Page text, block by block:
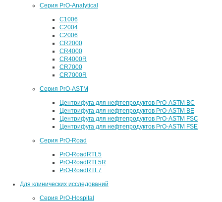
Серия PrO-Analytical
C1006
C2004
C2006
CR2000
CR4000
CR4000R
CR7000
CR7000R
Серия PrO-ASTM
Центрифуга для нефтепродуктов PrO-ASTM BC
Центрифуга для нефтепродуктов PrO-ASTM BE
Центрифуга для нефтепродуктов PrO-ASTM FSC
Центрифуга для нефтепродуктов PrO-ASTM FSE
Серия PrO-Road
PrO-RoadRTL5
PrO-RoadRTL5R
PrO-RoadRTL7
Для клинических исследований
Серия PrO-Hospital